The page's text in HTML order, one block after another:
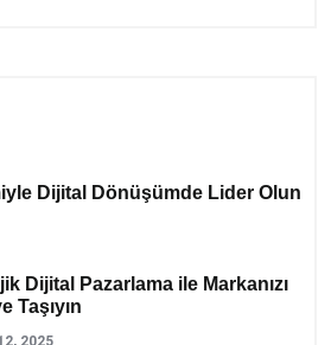
Dijital Dönüşümde Lider Olun
Dijital Pazarlama ile Markanızı
Taşıyın
2025